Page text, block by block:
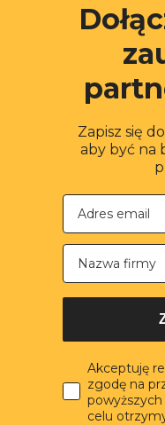
Zapisz się
aby być na
Nazwa firmy
Akceptuję
zgodę na
celu